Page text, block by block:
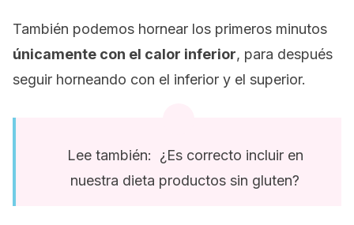
También podemos hornear los primeros minutos
únicamente con el calor inferior, para después
seguir horneando con el inferior y el superior.
Lee también: ¿Es correcto incluir en
nuestra dieta productos sin gluten?